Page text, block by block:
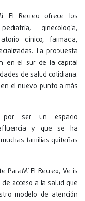
El Recreo ofrece los
ginecología,
clínico, farmacia,
La propuesta
en el sur de la capital
de salud cotidiana.
el nuevo punto a más
por ser un espacio
y que se ha
familias quiteñas
ParaMí El Recreo, Veris
acceso a la salud que
modelo de atención